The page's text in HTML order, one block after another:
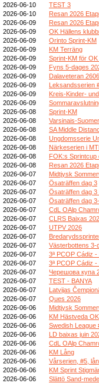
2026-06-10
TEST 3
2026-06-10
Resan 2026
2026-06-09
Resan 2026
2026-06-09
OK Hällens
2026-06-09
Orinto Sprint-KM
2026-06-09
KM Terräng
2026-06-09
Sprint-KM för
2026-06-09
Fyns 5-dages
2026-06-09
Dalaveteran
2026-06-09
Leksandsserien
2026-06-09
Kreis-Kinder-
2026-06-09
2026-06-08
Sprint-KM
2026-06-08
Varsinais-
2026-06-08
SA Middle
2026-06-08
Ungdomsserie
2026-06-08
Närkeserien i
2026-06-08
FOK:s Sprintcup
2026-06-08
Resan 2026
2026-06-07
Midtjysk
2026-06-07
Ösaträffen dag 3
2026-06-07
Ösaträffen dag
2026-06-07
Ösaträffen dag
2026-06-07
CdL OAlp
2026-06-07
CLRS Baixas
2026-06-07
UTPV 2026
2026-06-07
2026-06-07
Västerbottens 3-
2026-06-07
3ª PCOP Cádiz -
2026-06-07
3ª PCOP Cádiz -
2026-06-07
Черешова купа
2026-06-07
TEST - BANYA
2026-06-07
Latvijas
2026-06-07
Ques 2026
2026-06-06
Midtjysk
2026-06-06
KM Hästveda
2026-06-06
Swedish League
2026-06-06
LD baixas juin
2026-06-06
CdL OAlp
2026-06-06
KM Lång
2026-06-06
Vårserien, #5,
2026-06-06
KM Sprint
2026-06-06
Slättö Sand-